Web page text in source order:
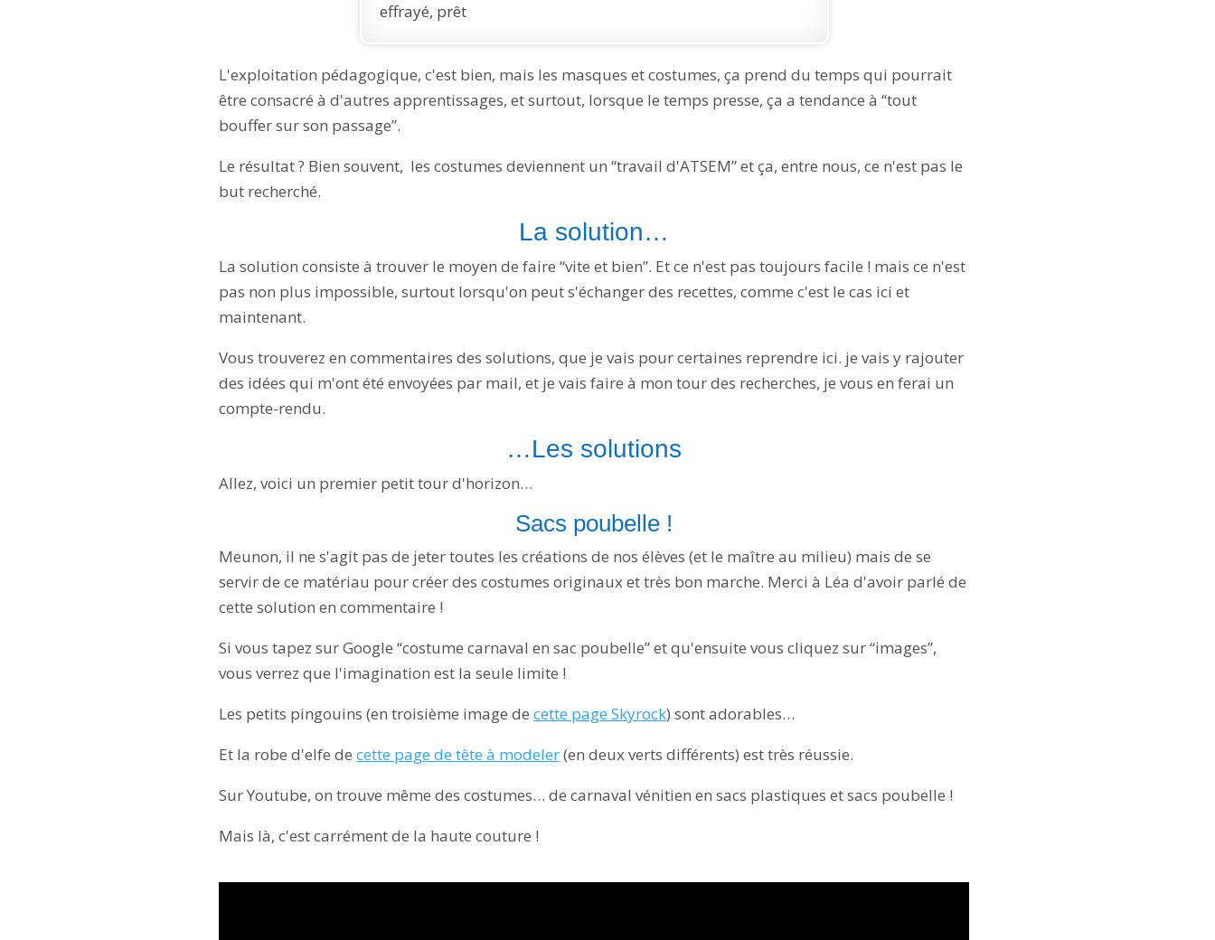
effrayé, prêt
L'exploitation pédagogique, c'est bien, mais les masques et costumes, ça prend du temps qui pourrait
être consacré à d'autres apprentissages, et surtout, lorsque le temps presse, ça a tendance à “tout
bouffer sur son passage”.
Le résultat ? Bien souvent, les costumes deviennent un “travail d'ATSEM” et ça, entre nous, ce n'est pas le
but recherché.
La solution…
La solution consiste à trouver le moyen de faire “vite et bien”. Et ce n'est pas toujours facile ! mais ce n'est
pas non plus impossible, surtout lorsqu'on peut s'échanger des recettes, comme c'est le cas ici et
maintenant.
Vous trouverez en commentaires des solutions, que je vais pour certaines reprendre ici. je vais y rajouter
des idées qui m'ont été envoyées par mail, et je vais faire à mon tour des recherches, je vous en ferai un
compte-rendu.
…Les solutions
Allez, voici un premier petit tour d'horizon…
Sacs poubelle !
Meunon, il ne s'agit pas de jeter toutes les créations de nos élèves (et le maître au milieu) mais de se
servir de ce matériau pour créer des costumes originaux et très bon marche. Merci à Léa d'avoir parlé de
cette solution en commentaire !
Si vous tapez sur Google “costume carnaval en sac poubelle” et qu'ensuite vous cliquez sur “images”,
vous verrez que l'imagination est la seule limite !
Les petits pingouins (en troisième image de cette page Skyrock) sont adorables…
Et la robe d'elfe de cette page de tête à modeler(en deux verts différents) est très réussie.
Sur Youtube, on trouve même des costumes… de carnaval vénitien en sacs plastiques et sacs poubelle !
Mais là, c'est carrément de la haute couture !